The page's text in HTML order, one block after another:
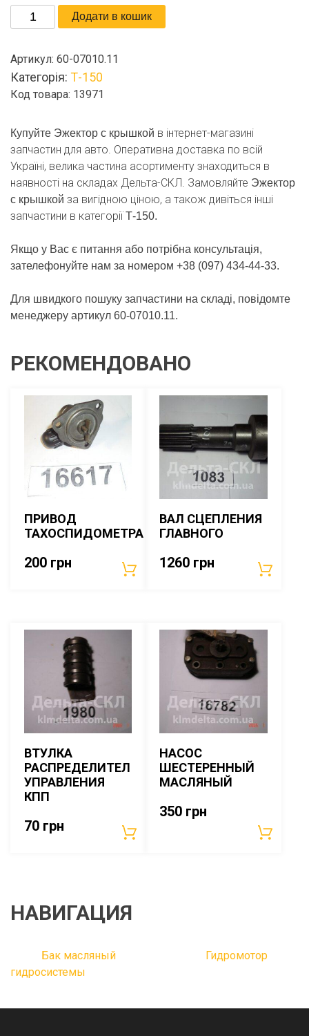
Эжектор
с
кількість
Додати в кошик
Артикул: 60-07010.11
Категорія: Т-150
Код товара: 13971
Купуйте Эжектор с крышкой в інтернет-магазині
запчастин для авто. Оперативна доставка по всій
Україні, велика частина асортименту знаходиться в
наявності на складах Дельта-СКЛ. Замовляйте Эжектор
с крышкой за вигідною ціною, а також дивіться інші
запчастини в категоріїТ-150.
Якщо у Вас є питання або потрібна консультація,
зателефонуйте нам за номером +38 (097) 434-44-33.
Для швидкого пошуку запчастини на складі, повідомте
менеджеру артикул 60-07010.11.
РЕКОМЕНДОВАНО
ПРИВОД
ТАХОСПИДОМЕТРА
200 грн
ВАЛ СЦЕПЛЕНИЯ
ГЛАВНОГО
1260 грн
ВТУЛКА
РАСПРЕДЕЛИТЕЛ
УПРАВЛЕНИЯ
КПП
70 грн
НАСОС
ШЕСТЕРЕННЫЙ
МАСЛЯНЫЙ
350 грн
НАВИГАЦИЯ
Бак масляный
гидросистемы
Гидромотор